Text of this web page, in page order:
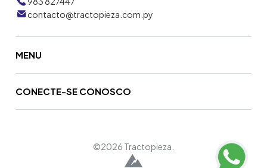
contacto@tractopieza.com.py
MENU
CONECTE-SE CONOSCO
©2026 Tractopieza.